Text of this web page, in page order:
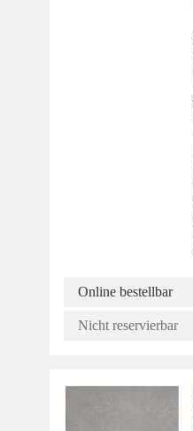
Online bestellbar
Nicht reservierbar